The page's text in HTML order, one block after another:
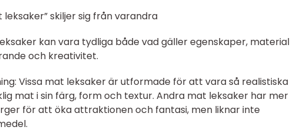
leksaker” skiljer sig från varandra
kan vara tydliga både vad gäller egenskaper, material
och kreativitet.
Vissa mat leksaker är utformade för att vara så realistiska
mat i sin färg, form och textur. Andra mat leksaker har mer
för att öka attraktionen och fantasi, men liknar inte